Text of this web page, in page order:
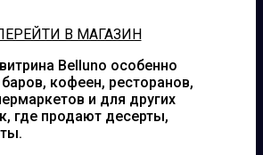
В МАГАЗИН
Belluno особенно
кофеен, ресторанов,
и для других
где продают десерты,